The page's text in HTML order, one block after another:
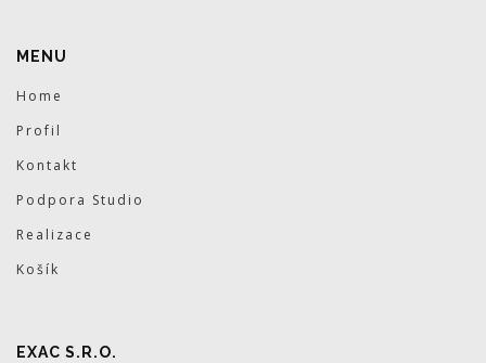
MENU
Home
Profil
Kontakt
Podpora Studio
Realizace
Košík
EXAC S.R.O.